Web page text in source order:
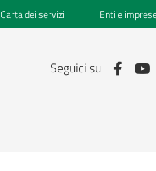
Carta dei servizi Enti e
Seguici su